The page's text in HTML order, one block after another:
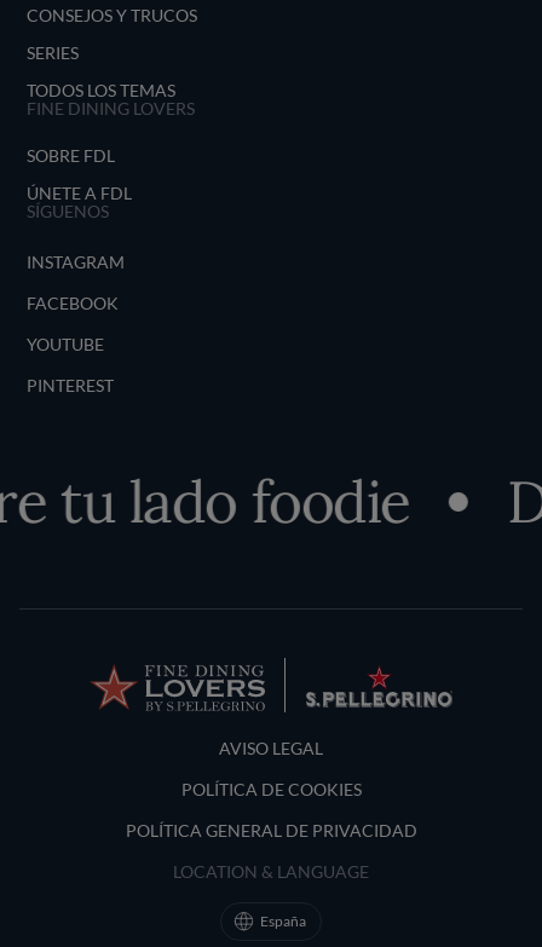
CONSEJOS Y TRUCOS
SERIES
TODOS LOS TEMAS
FINE DINING LOVERS
SOBRE FDL
ÚNETE A FDL
SÍGUENOS
INSTAGRAM
FACEBOOK
YOUTUBE
PINTEREST
lado foodie
Terms and Conditions
AVISO LEGAL
POLÍTICA DE COOKIES
POLÍTICA GENERAL DE PRIVACIDAD
LOCATION & LANGUAGE
España